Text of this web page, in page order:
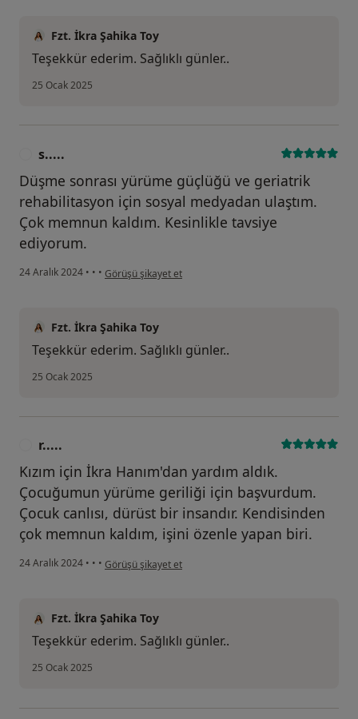
Fzt. İkra Şahika Toy
Teşekkür ederim. Sağlıklı günler..
25 Ocak 2025
s.....
Düşme sonrası yürüme güçlüğü ve geriatrik
rehabilitasyon için sosyal medyadan ulaştım.
Çok memnun kaldım. Kesinlikle tavsiye
ediyorum.
24 Aralık 2024 • • • kullanıcının görüşüne göre s.....
Görüşü şikayet et
Fzt. İkra Şahika Toy
Teşekkür ederim. Sağlıklı günler..
25 Ocak 2025
r.....
Kızım için İkra Hanım'dan yardım aldık.
Çocuğumun yürüme geriliği için başvurdum.
Çocuk canlısı, dürüst bir insandır. Kendisinden
çok memnun kaldım, işini özenle yapan biri.
24 Aralık 2024 • • • kullanıcının görüşüne göre r.....
Görüşü şikayet et
Fzt. İkra Şahika Toy
Teşekkür ederim. Sağlıklı günler..
25 Ocak 2025